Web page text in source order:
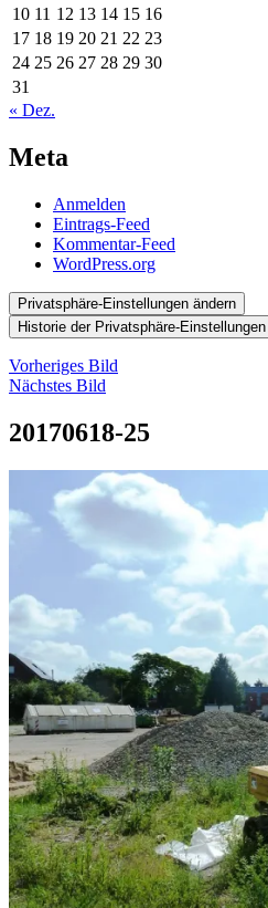
10 11 12 13 14 15 16
17 18 19 20 21 22 23
24 25 26 27 28 29 30
31
« Dez.
Meta
Anmelden
Eintrags-Feed
Kommentar-Feed
WordPress.org
Privatsphäre-Einstellungen ändern
Historie der Privatsphäre-Einstellungen
Vorheriges Bild
Nächstes Bild
20170618-25